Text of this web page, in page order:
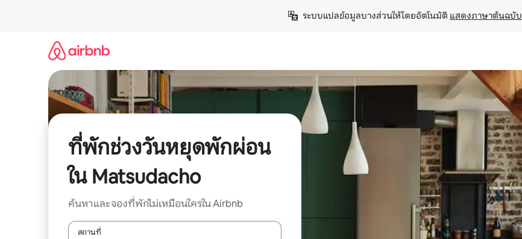
ระบบแปลข้อมูลบางส่วนให้โดยอัตโนมัติ แสดงภาษาต้นฉบับ
ที่พักช่วงวันหยุดพักผ่อน
ใน Matsudacho
ค้นหาและจองที่พักไม่เหมือนใครใน Airbnb
สถานที่